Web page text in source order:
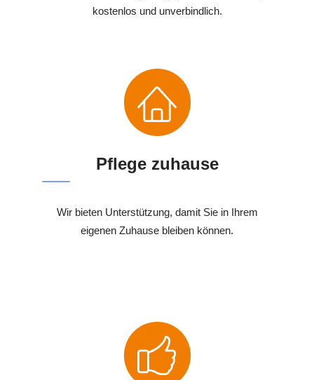
kostenlos und unverbindlich.
Pflege zuhause
Wir bieten Unterstützung, damit Sie in Ihrem
eigenen Zuhause bleiben können.